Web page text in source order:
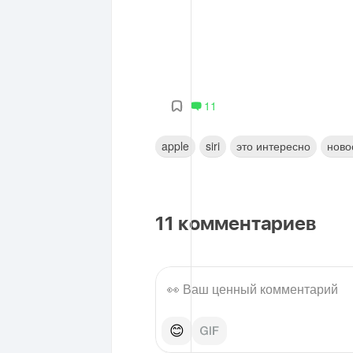
11
apple siri это интересно
11 комментариев
😊